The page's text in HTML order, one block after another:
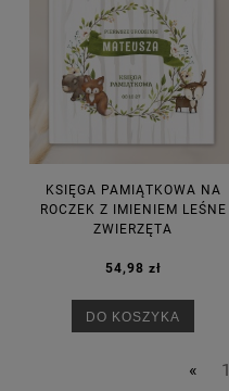
KSIĘGA PAMIĄTKOWA NA
ROCZEK Z IMIENIEM LEŚNE
ZWIERZĘTA
54,98 zł
DO KOSZYKA
« 1